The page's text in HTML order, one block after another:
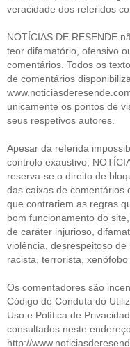
veracidade dos referidos
NOTÍCIAS DE RESENDE
teor difamatório, ofensivo
comentários. Todos os
de comentários
unicamente os pontos de
seus respetivos autores.
Apesar da referida
controlo exaustivo,
reserva-se o direito de
das caixas de comentários
que contrariem as regras
bom funcionamento do
de caráter injurioso,
violência, desrespeitoso de
racista, terrorista, xenófobo
Os comentadores são
Código de Conduta do
Uso e Política de
consultados neste
http://